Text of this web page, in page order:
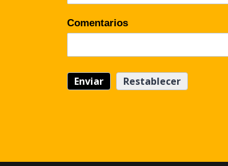
Comentarios